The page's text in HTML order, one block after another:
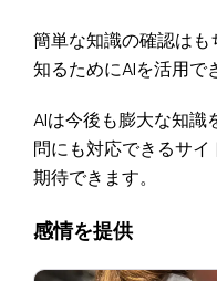
簡単な知識の確認は
知るためにAIを活用で
AIは今後も膨大な知識
問にも対応できるサ
期待できます。
感情を提供